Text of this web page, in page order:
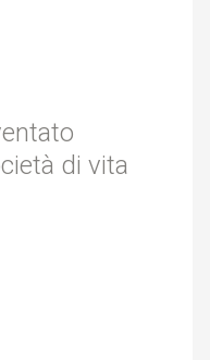
di vita